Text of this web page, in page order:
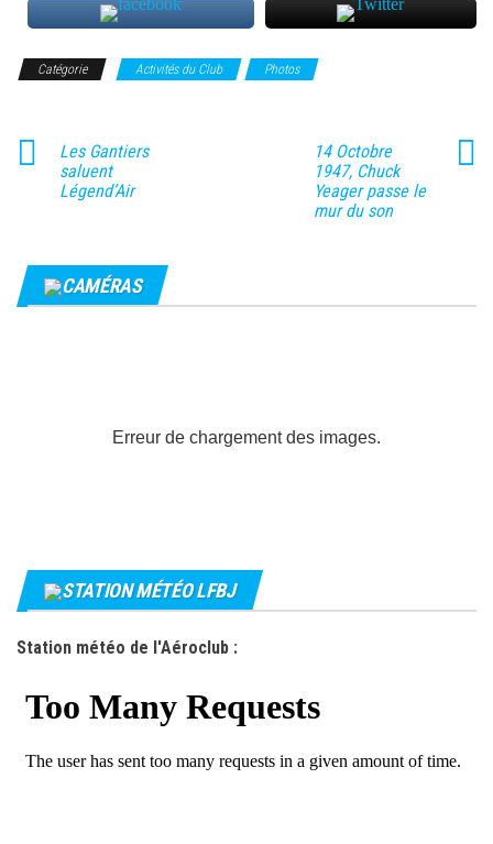
Catégorie Activités du Club Photos
Les Gantiers
saluent
Légend’Air
14 Octobre
1947, Chuck
Yeager passe le
mur du son
CAMÉRAS
Erreur de chargement des images.
STATION MÉTÉO LFBJ
Station météo de l'Aéroclub :